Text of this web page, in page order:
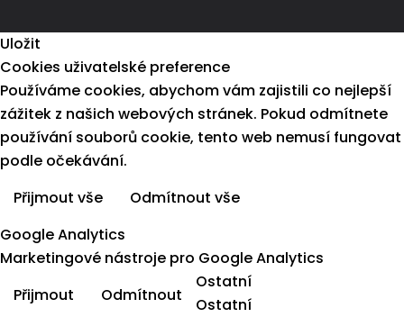
Uložit
Cookies uživatelské preference
Používáme cookies, abychom vám zajistili co nejlepší
zážitek z našich webových stránek. Pokud odmítnete
používání souborů cookie, tento web nemusí fungovat
podle očekávání.
Přijmout vše
Odmítnout vše
Google Analytics
Marketingové nástroje pro Google Analytics
Přijmout
Odmítnout
Ostatní
Ostatní